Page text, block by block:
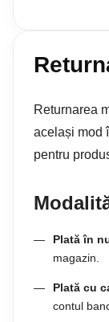
Returnarea
același mod
pentru
Plată în
magazin.
Plată cu
contul